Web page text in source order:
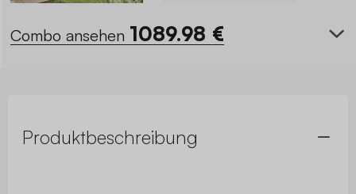
Combo ansehen 1089.98 €
Produktbeschreibung